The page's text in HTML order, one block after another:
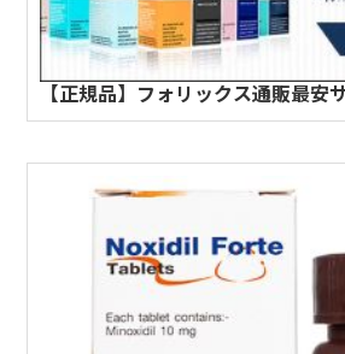
【正規品】フォリックス通販最安